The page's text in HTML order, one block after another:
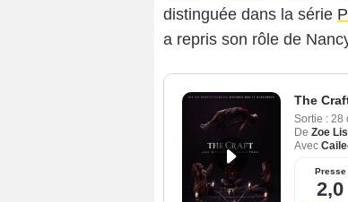
distinguée dans la série
a repris son rôle de
The
Sortie : 28
De Zoe
Avec
Presse
2,0